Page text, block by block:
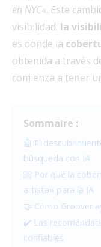
en NYC«. Este
visibilidad: la
es donde la
obtenida a través
comienza a tener
Sommaire :
🤖 El
búsqueda con IA
📀 Por qué la
artista» para la IA
🤝 Cómo Groover
✔️ Las
confiables